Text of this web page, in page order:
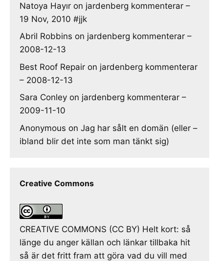
Natoya Hayır on jardenberg kommenterar –
19 Nov, 2010 #jjk
Abril Robbins on jardenberg kommenterar –
2008-12-13
Best Roof Repair on jardenberg kommenterar
– 2008-12-13
Sara Conley on jardenberg kommenterar –
2009-11-10
Anonymous on Jag har sålt en domän (eller –
ibland blir det inte som man tänkt sig)
Creative Commons
CREATIVE COMMONS (CC BY) Helt kort: så
länge du anger källan och länkar tillbaka hit
så är det fritt fram att göra vad du vill med